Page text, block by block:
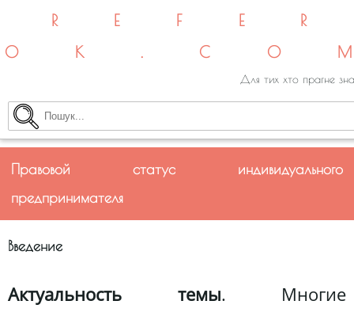
Для тих хто прагне
Правовой статус индивидуального
предпринимателя
Введение
Актуальность темы. Многие